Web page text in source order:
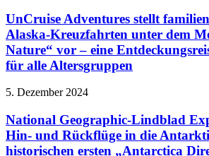
UnCruise Adventures stellt
Alaska-Kreuzfahrten unter dem
Nature“ vor – eine
für alle Altersgruppen
5. Dezember 2024
National Geographic-Lindblad
Hin- und Rückflüge in die
historischen ersten „Antarctica